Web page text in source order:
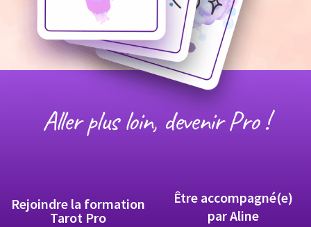
Aller plus loin, devenir Pro !
Rejoindre la formation
Tarot Pro
Être accompagné(e)
par Aline